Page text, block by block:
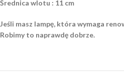
Średnica wlotu : 11 cm
Jeśli masz lampę, która wymaga
Robimy to naprawdę dobrze.